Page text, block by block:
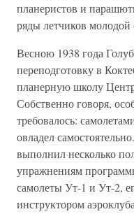
планеристов и
ряды летчиков молодой
Весною 1938 года
переподготовку в
планерную школу
Собственно говоря,
требовалось:
овладел
выполнил несколько
упражнениям
самолеты Ут-1 и Ут-2,
инструктором